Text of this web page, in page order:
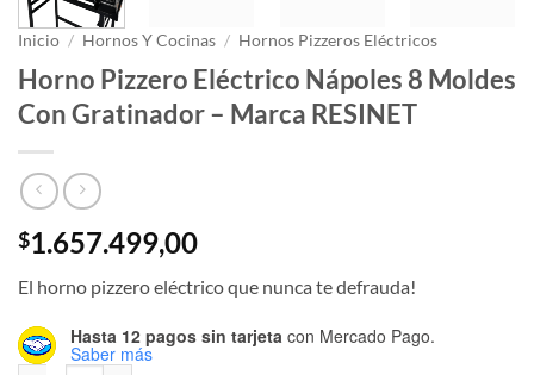
Inicio / Hornos Y Cocinas / Hornos Pizzeros Eléctricos
Horno Pizzero Eléctrico Nápoles 8 Moldes
Con Gratinador – Marca RESINET
$1.657.499,00
El horno pizzero eléctrico que nunca te defrauda!
Hasta 12 pagos sin tarjeta con Mercado Pago.
Saber más